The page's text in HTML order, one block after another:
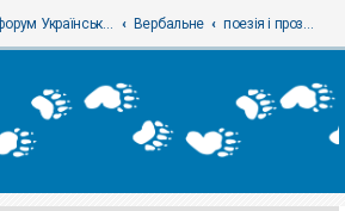
форум Українського теріологічного товариства Вербальне поезія і проза фауни